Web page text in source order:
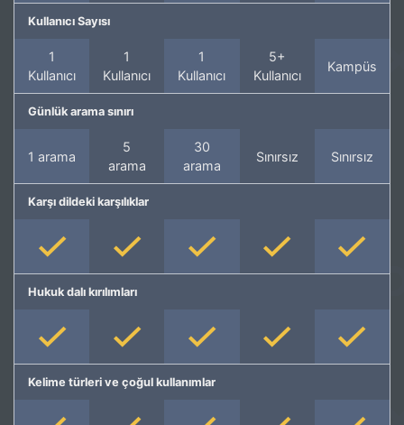
Kullanıcı Sayısı
1
Kullanıcı
1
Kullanıcı
1
Kullanıcı
5+
Kullanıcı
Kampüs
Günlük arama sınırı
1 arama
5
arama
30
arama
Sınırsız Sınırsız
Karşı dildeki karşılıklar
Hukuk dalı kırılımları
Kelime türleri ve çoğul kullanımlar